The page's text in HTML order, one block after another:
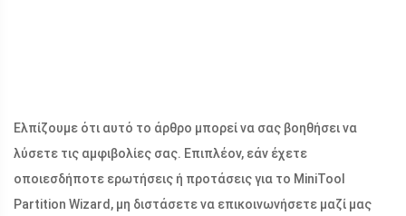
Ελπίζουμε ότι αυτό το άρθρο μπορεί να σας βοηθήσει να
λύσετε τις αμφιβολίες σας. Επιπλέον, εάν έχετε
οποιεσδήποτε ερωτήσεις ή προτάσεις για το MiniTool
Partition Wizard, μη διστάσετε να επικοινωνήσετε μαζί μας